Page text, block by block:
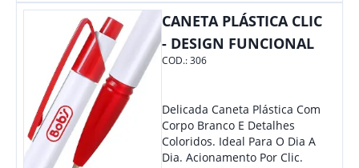
Também É Prático, Tornando-
Se Assim Excelente Para Uso
Cotidiano. Perfeito, Não É?!
CANETA PLÁSTICA CLIC
- DESIGN FUNCIONAL
COD.:306
Delicada Caneta Plástica Com
Corpo Branco E Detalhes
Coloridos. Ideal Para O Dia A
Dia. Acionamento Por Clic.